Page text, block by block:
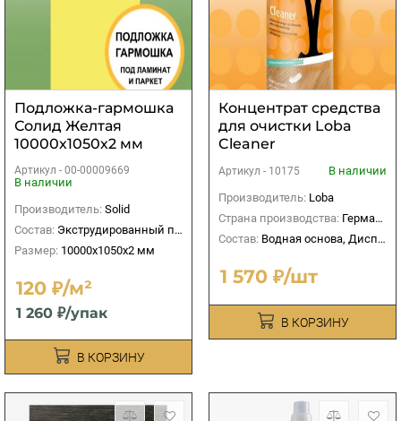
Подложка-гармошка
Солид Желтая
10000х1050х2 мм
(10,5м2)
Артикул - 00-00009669
В наличии
Производитель: Solid
Состав: Экструдированный пенополистирол
Размер: 10000х1050х2 мм
120 ₽/м²
1 260 ₽/упак
В КОРЗИНУ
Концентрат средства
для очистки Loba
Cleaner
Артикул - 10175
В наличии
Производитель: Loba
Страна производства: Германия
Состав: Водная основа, Дисперсионный
1 570 ₽/шт
В КОРЗИНУ